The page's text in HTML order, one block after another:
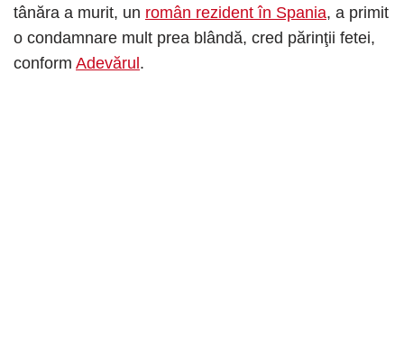
tânăra a murit, un român rezident în Spania, a primit
o condamnare mult prea blândă, cred părinţii fetei,
conform Adevărul .